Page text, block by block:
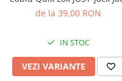
Microfoane lavaliera si
Microfoane podcast, USB,
Microfoane pt Camere Video
Microfoane pt instalatii si
conferinta
de la 39,00 RON
IN STOC
VEZI VARIANTE